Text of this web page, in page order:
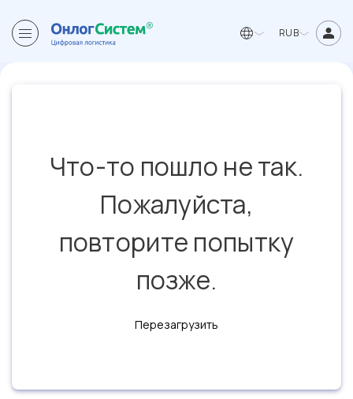
RUB
Что-то пошло не так.
Пожалуйста,
повторите попытку
позже.
Перезагрузить